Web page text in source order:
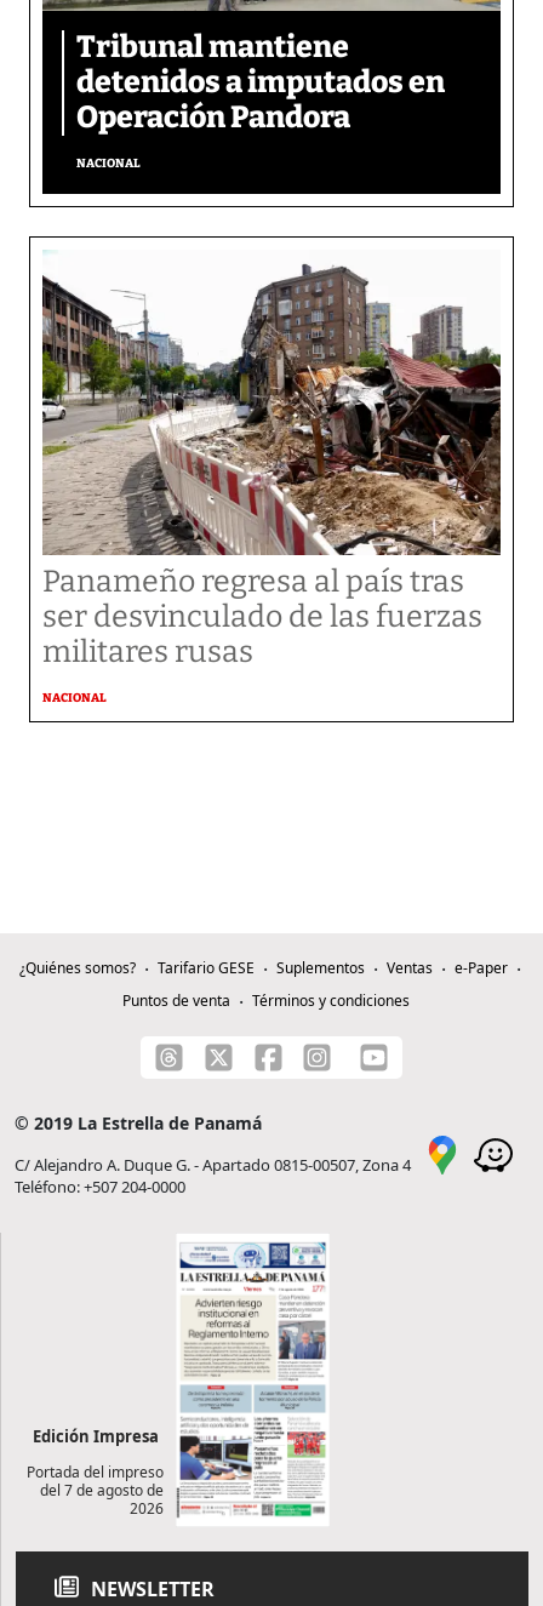
Tribunal mantiene
detenidos a imputados en
Operación Pandora
NACIONAL
Panameño regresa al país tras
ser desvinculado de las fuerzas
militares rusas
NACIONAL
¿Quiénes somos? Tarifario GESE Suplementos Ventas
e-Paper
Puntos de venta
Términos y condiciones
© 2019 La Estrella de Panamá
C/ Alejandro A. Duque G. - Apartado 0815-00507, Zona 4
Teléfono: +507 204-0000
Edición Impresa
Portada del impreso
del 7 de agosto de
2026
NEWSLETTER